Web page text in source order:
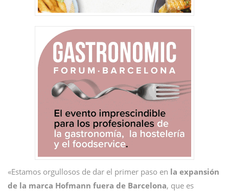
«Estamos orgullosos de dar el primer paso en la expansión
de la marca Hofmann fuera de Barcelona, que es